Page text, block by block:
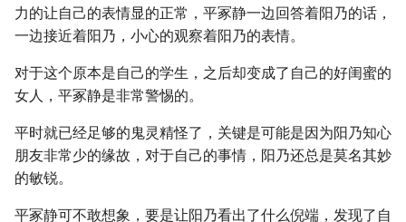
力的让自己的表情显的正常，平冢静一边回答着阳乃的话，
一边接近着阳乃，小心的观察着阳乃的表情。
对于这个原本是自己的学生，之后却变成了自己的好闺蜜的
女人，平冢静是非常警惕的。
平时就已经足够的鬼灵精怪了，关键是可能是因为阳乃知心
朋友非常少的缘故，对于自己的事情，阳乃还总是莫名其妙
的敏锐。
平冢静可不敢想象，要是让阳乃看出了什么倪端，发现了自